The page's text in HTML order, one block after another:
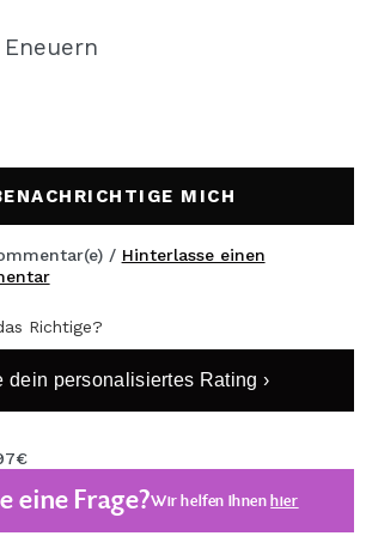
eines Kontos bei Maquillalia.de
schnell tätigen, den Status Ihrer
Eneuern
MICH
/ Hinterlasse einen
Richtige?
dein personalisiertes Rating ›
eine Frage?Wir helfen Ihnenhier